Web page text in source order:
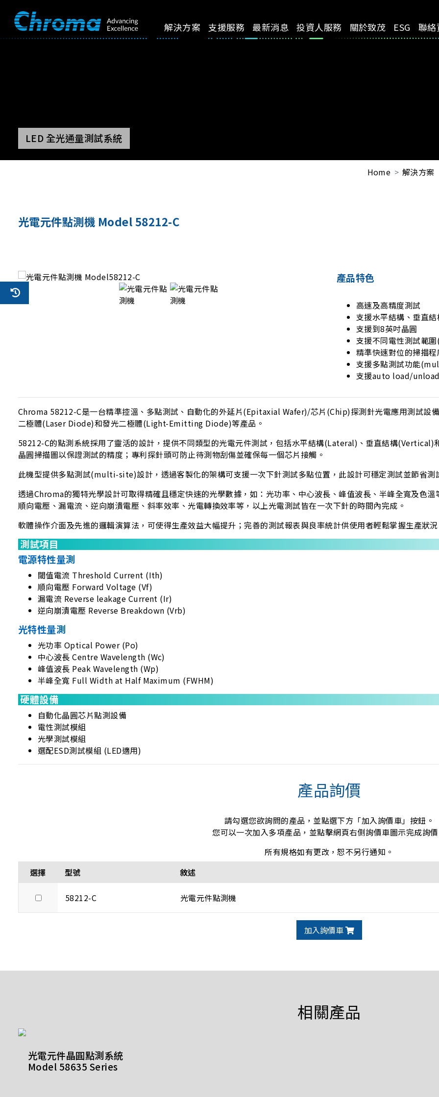
解決方案 支援服務 最新消息 投資人服務 關於致茂 ESG 聯
LED 全光通量測試系統
Home 解決方案
光電元件點測機 Model 58212-C
產品特色
高速及高精度測試
支援水平結構、垂直
支援到8英吋晶圓
支援不同電性測試範
精準快速對位的掃描
支援多點測試功能
支援auto load/
Chroma 58212-C是一台精準控溫、多點測試、自動化的外延片(Epitaxial Wafer)/芯片(Chip)探測針光電應用測試設
二極體(Laser Diode)和發光二極體(Light-Emitting Diode)等產品。
58212-C的點測系統採用了靈活的設計，提供不同類型的光電元件測試，包括水平結構(Lateral)、垂直結構
晶圓掃描圖以保證測試的精度；專利探針頭可防止待測物刮傷並確保每一個芯片接觸。
此機型提供多點測試(multi-site)設計，透過客製化的架構可支援一次下針測試多點位置，此設計可穩定測試並節省測
透過Chroma的獨特光學設計可取得精確且穩定快速的光學數據，如：光功率、中心波長、峰值波長、半峰全寬及色
順向電壓、漏電流、逆向崩潰電壓、斜率效率、光電轉換效率等，以上光電測試皆在一次下針的時間內完成。
軟體操作介面及先進的邏輯演算法，可使得生產效益大幅提升；完善的測試報表與良率統計供使用者輕鬆掌握生產狀
測試項目
電源特性量測
閾值電流 Threshold Current (Ith)
順向電壓 Forward Voltage (Vf)
漏電流 Reverse leakage Current (Ir)
逆向崩潰電壓 Reverse Breakdown (Vrb)
光特性量測
光功率 Optical Power (Po)
中心波長 Centre Wavelength (Wc)
峰值波長 Peak Wavelength (Wp)
半峰全寬 Full Width at Half Maximum (FWHM)
硬體設備
自動化晶圓芯片點測設備
電性測試模組
光學測試模組
選配ESD測試模組 (LED適用)
產品詢價
請勾選您欲詢問的產品，並點選下方「加入詢價車」按鈕。
您可以一次加入多項產品，並點擊網頁右側詢價車圖示完成詢
所有規格如有更改，恕不另行通知。
選擇
型號 敘述
58212-C 光電元件點測機
加入詢價車
相關產品
光電元件晶圓點測系統
Model 58635 Series